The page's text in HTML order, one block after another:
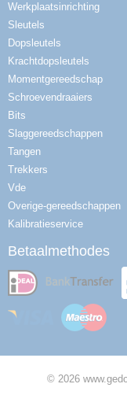
Werkplaatsinrichting
Sleutels
Dopsleutels
Krachtdopsleutels
Momentgereedschap
Schroevendraaiers
Bits
Slaggereedschappen
Tangen
Trekkers
Vde
Overige-gereedschappen
Kalibratieservice
Betaalmethodes
© 2026